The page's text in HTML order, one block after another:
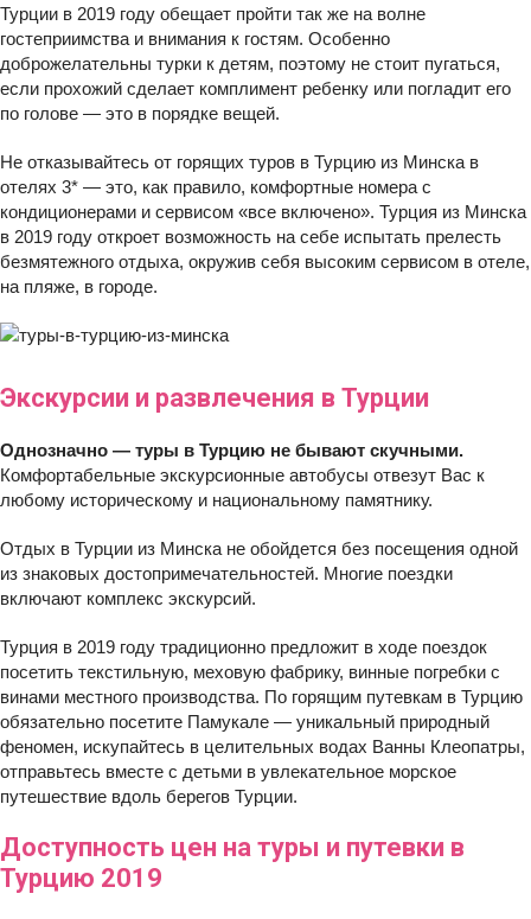
Турции в 2019 году обещает пройти так же на волне
гостеприимства и внимания к гостям. Особенно
доброжелательны турки к детям, поэтому не стоит пугаться,
если прохожий сделает комплимент ребенку или погладит его
по голове — это в порядке вещей.
Не отказывайтесь от горящих туров в Турцию из Минска в
отелях 3* — это, как правило, комфортные номера с
кондиционерами и сервисом «все включено». Турция из Минска
в 2019 году откроет возможность на себе испытать прелесть
безмятежного отдыха, окружив себя высоким сервисом в отеле,
на пляже, в городе.
Экскурсии и развлечения в Турции
Однозначно — туры в Турцию не бывают скучными.
Комфортабельные экскурсионные автобусы отвезут Вас к
любому историческому и национальному памятнику.
Отдых в Турции из Минска не обойдется без посещения одной
из знаковых достопримечательностей. Многие поездки
включают комплекс экскурсий.
Турция в 2019 году традиционно предложит в ходе поездок
посетить текстильную, меховую фабрику, винные погребки с
винами местного производства. По горящим путевкам в Турцию
обязательно посетите Памукале — уникальный природный
феномен, искупайтесь в целительных водах Ванны Клеопатры,
отправьтесь вместе с детьми в увлекательное морское
путешествие вдоль берегов Турции.
Доступность цен на туры и путевки в
Турцию 2019